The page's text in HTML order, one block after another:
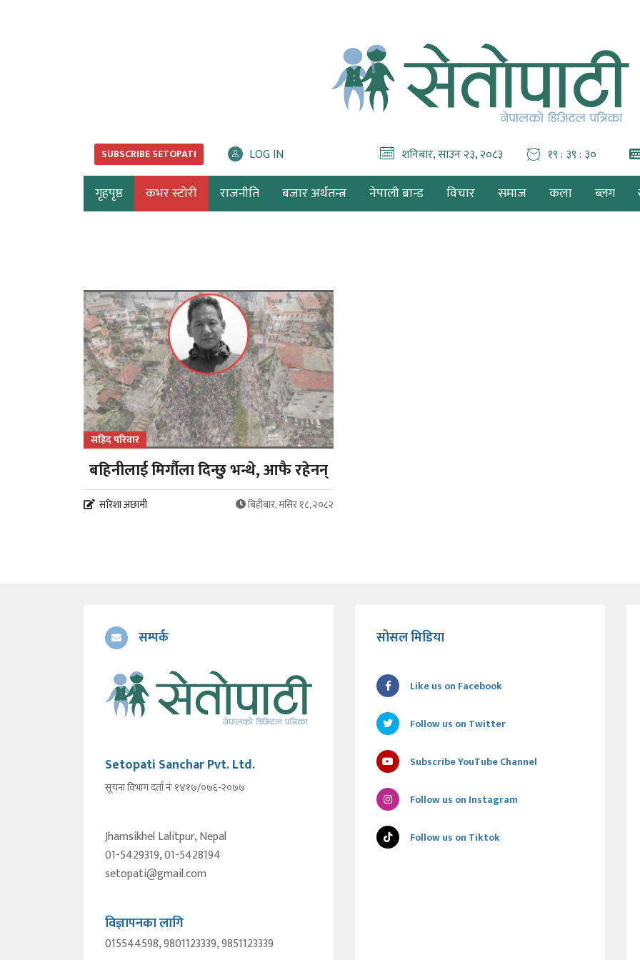
SUBSCRIBE SETOPATI LOG IN शनिबार, साउन २३, २०८३ १९ : ३९ : ३१
गृहपृष्ठ कभर स्टोरी राजनीति बजार अर्थतन्त्र नेपाली ब्रान्ड विचार समाज कला ब्लग
सहिद परिवार
बहिनीलाई मिर्गौला दिन्छु भन्थे, आफै रहेनन्
सरिशा अछामी बिहीबार, मंसिर १८, २०८२
सम्पर्क
Setopati Sanchar Pvt. Ltd.
सूचना विभाग दर्ता नंः १४१७/०७६-२०७७
Jhamsikhel Lalitpur, Nepal
01-5429319, 01-5428194
setopati@gmail.com
विज्ञापनका लागि
015544598, 9801123339, 9851123339
सोसल मिडिया
Like us on Facebook
Follow us on Twitter
Subscribe YouTube Channel
Follow us on Instagram
Follow us on Tiktok